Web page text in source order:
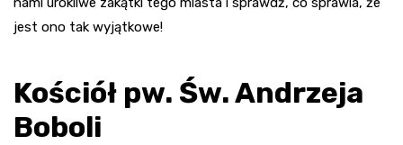
jest ono tak wyjątkowe!
Kościół pw. Św. Andrzeja
Boboli